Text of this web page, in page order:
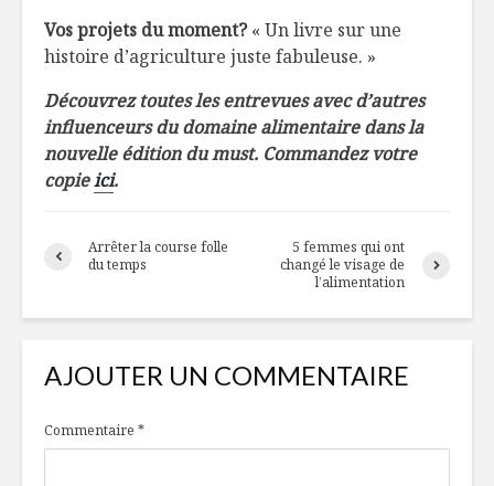
Vos projets du moment?« Un livre sur une
histoire d’agriculture juste fabuleuse. »
Découvrez toutes les entrevues avec d’autres
influenceurs du domaine alimentaire dans la
nouvelle édition du must. Commandez votre
copieici.
Arrêter la course folle
du temps
5 femmes qui ont
changé le visage de
l’alimentation
AJOUTER UN COMMENTAIRE
Commentaire *